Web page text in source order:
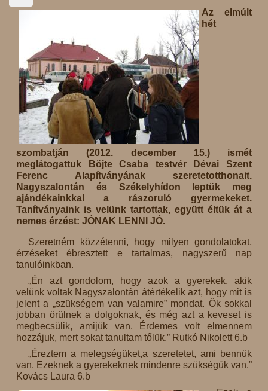
Az elmúlt
hét
szombatján (2012. december 15.) ismét
meglátogattuk Böjte Csaba testvér Dévai Szent
Ferenc Alapítványának szeretetotthonait.
Nagyszalontán és Székelyhídon leptük meg
ajándékainkkal a rászoruló gyermekeket.
Tanítványaink is velünk tartottak, együtt éltük át a
nemes érzést: JÓNAK LENNI JÓ.
Szeretném közzétenni, hogy milyen gondolatokat,
érzéseket ébresztett e tartalmas, nagyszerű nap
tanulóinkban.
„Én azt gondolom, hogy azok a gyerekek, akik
velünk voltak Nagyszalontán átértékelik azt, hogy mit is
jelent a „szükségem van valamire” mondat. Ők sokkal
jobban örülnek a dolgoknak, és még azt a keveset is
megbecsülik, amijük van. Érdemes volt elmennem
hozzájuk, mert sokat tanultam tőlük.” Rutkó Nikolett 6.b
„Éreztem a melegségüket,a szeretetet, ami bennük
van. Ezeknek a gyerekeknek mindenre szükségük van.”
Kovács Laura 6.b